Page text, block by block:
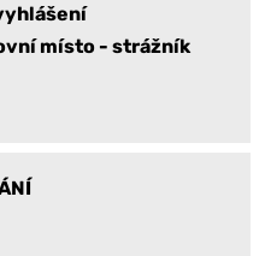
místo - strážník